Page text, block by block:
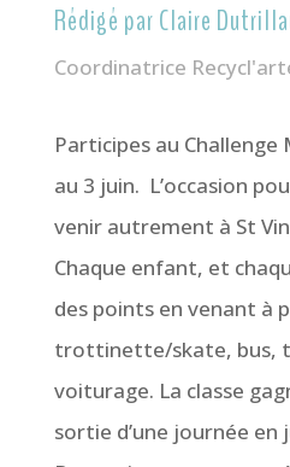
Rédigé par Claire
Coordinatrice
Participes au
au 3 juin. L’occasion
venir autrement à St
Chaque enfant, et
des points en venant à
trottinette/skate, bus,
voiturage. La classe
sortie d’une journée en